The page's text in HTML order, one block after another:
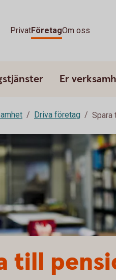
PrivatFöretagOm oss
Er
Driva företag Spara
till